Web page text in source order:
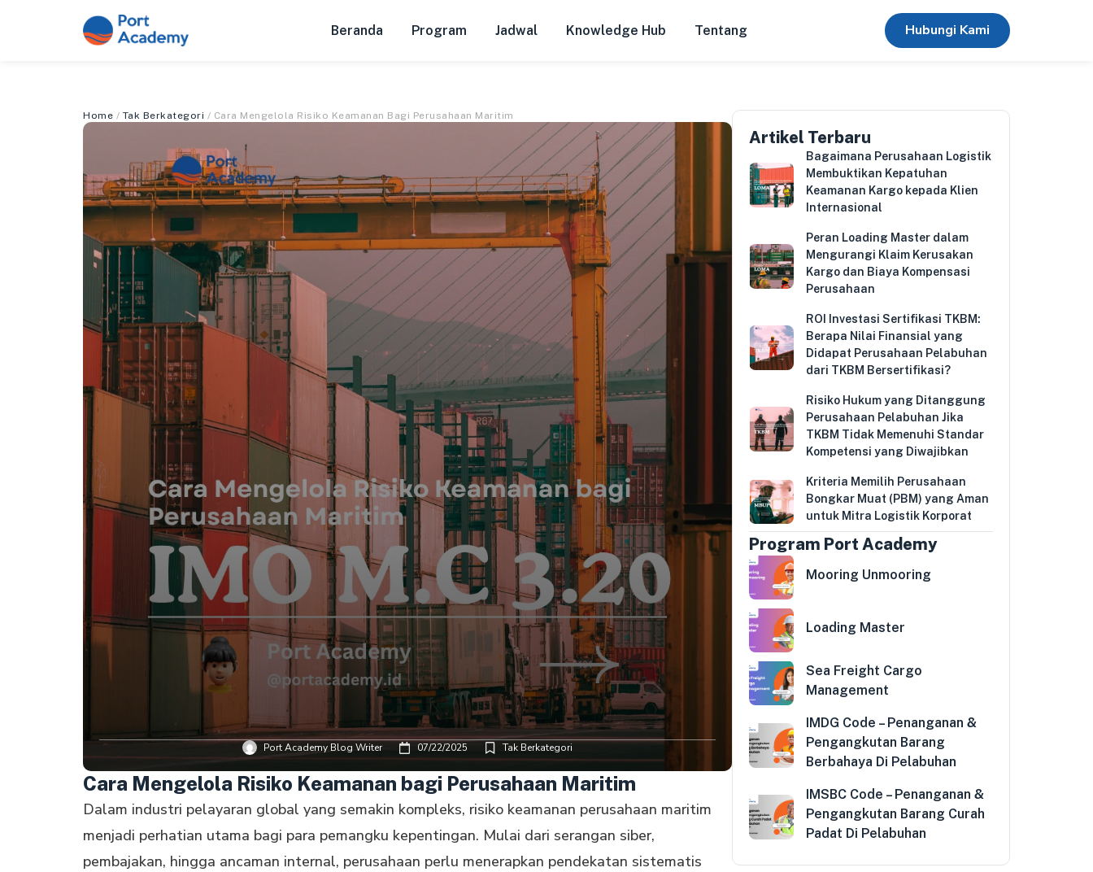
Beranda Program Jadwal Knowledge Hub Tentang Hubungi Kami
Home / Tak Berkategori / Cara Mengelola Risiko Keamanan Bagi Perusahaan Maritim
Port Academy Blog Writer 07/22/2025 Tak Berkategori
Cara Mengelola Risiko Keamanan bagi Perusahaan Maritim
Dalam industri pelayaran global yang semakin kompleks, risiko keamanan perusahaan maritim
menjadi perhatian utama bagi para pemangku kepentingan. Mulai dari serangan siber,
pembajakan, hingga ancaman internal, perusahaan perlu menerapkan pendekatan sistematis
Artikel Terbaru
Bagaimana Perusahaan Logistik
Membuktikan Kepatuhan
Keamanan Kargo kepada Klien
Internasional
Peran Loading Master dalam
Mengurangi Klaim Kerusakan
Kargo dan Biaya Kompensasi
Perusahaan
ROI Investasi Sertifikasi TKBM:
Berapa Nilai Finansial yang
Didapat Perusahaan Pelabuhan
dari TKBM Bersertifikasi?
Risiko Hukum yang Ditanggung
Perusahaan Pelabuhan Jika
TKBM Tidak Memenuhi Standar
Kompetensi yang Diwajibkan
Kriteria Memilih Perusahaan
Bongkar Muat (PBM) yang Aman
untuk Mitra Logistik Korporat
Program Port Academy
Mooring Unmooring
Loading Master
Sea Freight Cargo
Management
IMDG Code – Penanganan &
Pengangkutan Barang
Berbahaya Di Pelabuhan
IMSBC Code – Penanganan &
Pengangkutan Barang Curah
Padat Di Pelabuhan